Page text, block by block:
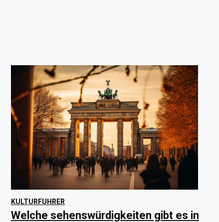
KULTURFUHRER
Welche sehenswürdigkeiten gibt es in